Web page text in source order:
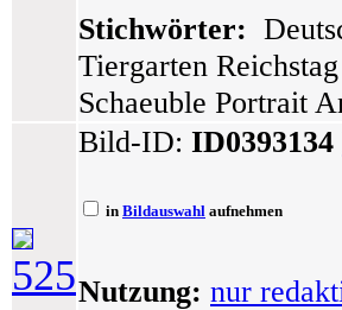
Stichwörter:
Tiergarten
Schaeuble Portrait
525
Bild-ID: ID0393134
in Bildauswahl aufnehmen
Nutzung: nur